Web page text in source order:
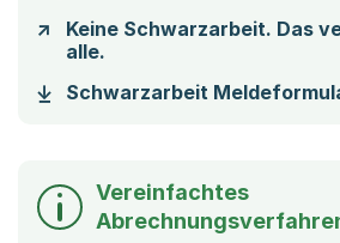
Keine Schwarzarbeit. Das
alle.
Schwarzarbeit
Vereinfachtes